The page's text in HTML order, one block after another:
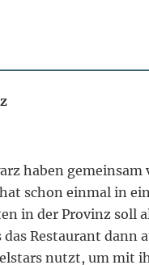
haben
schon einmal in
in der Provinz soll
das Restaurant
nutzt, um mit